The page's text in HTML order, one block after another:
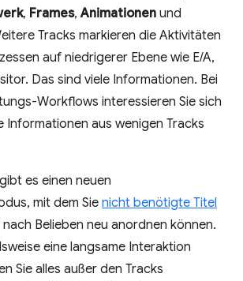
, Frames,Animationen und
Tracks markieren die Aktivitäten
auf niedrigerer Ebene wie E/A,
Das sind viele Informationen. Bei
Workflows interessieren Sie sich
Informationen aus wenigen Tracks
es einen neuen
mit dem Sienicht benötigte Titel
Belieben neu anordnen können.
eine langsame Interaktion
Sie alles außer den Tracks